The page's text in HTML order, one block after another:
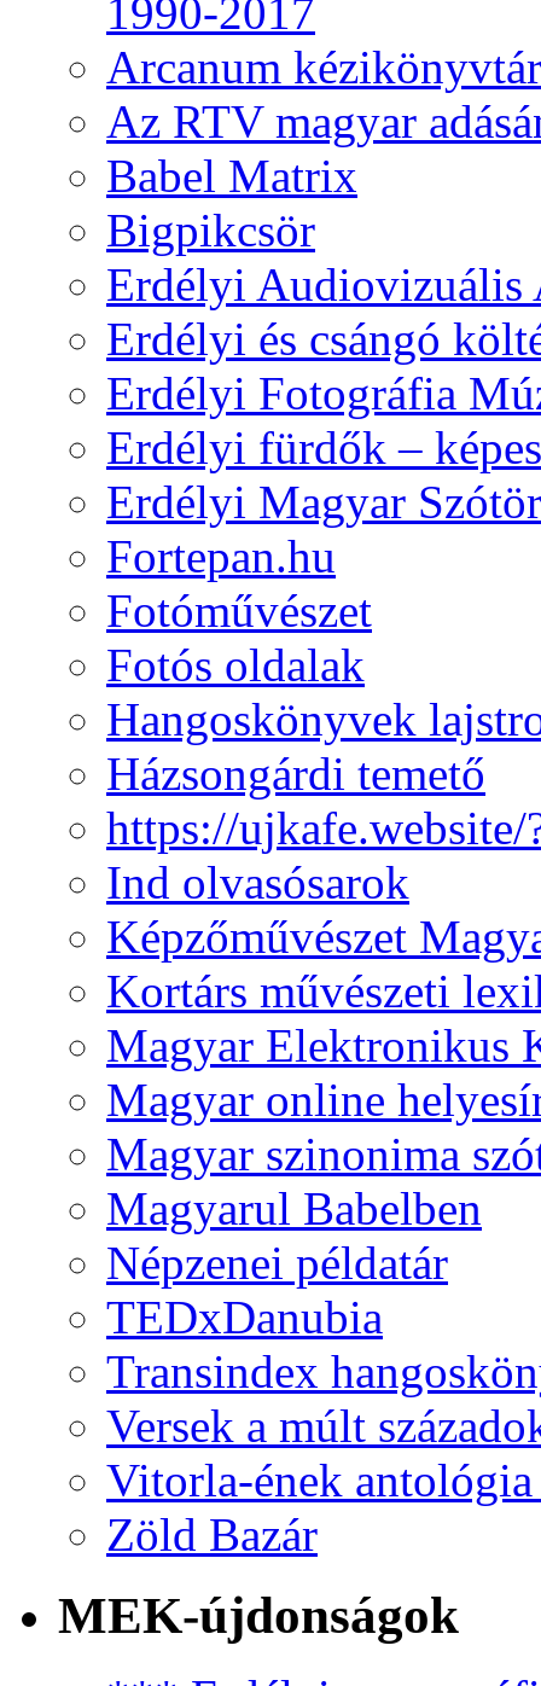
1990-2017
Arcanum kézikönyvtár
Az RTV magyar
Babel Matrix
Bigpikcsör
Erdélyi Audiovizuális
Erdélyi és csángó
Erdélyi Fotográfia
Erdélyi fürdők –
Erdélyi Magyar
Fortepan.hu
Fotóművészet
Fotós oldalak
Hangoskönyvek
Házsongárdi temető
https://
Ind olvasósarok
Képzőművészet
Kortárs művészeti
Magyar Elektronikus
Magyar online
Magyar szinonima
Magyarul Babelben
Népzenei példatár
TEDxDanubia
Transindex
Versek a múlt
Vitorla-ének
Zöld Bazár
MEK-újdonságok